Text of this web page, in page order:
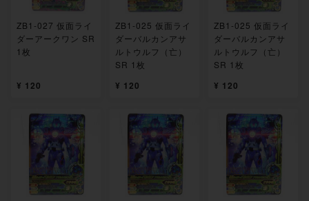
ZB1-027 仮面ライ
ダーアークワン SR
1枚
¥ 120
ZB1-025 仮面ライ
ダーバルカンアサ
ルトウルフ（亡）
SR 1枚
¥ 120
ZB1-025 仮面ライ
ダーバルカンアサ
ルトウルフ（亡）
SR 1枚
¥ 120